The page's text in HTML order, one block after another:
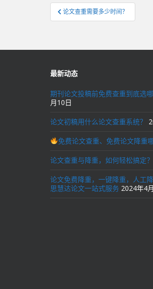
文
章
航
论文查重需要多少时间？
最新动态
期刊论文投稿前免费查重到底选
月10日
论文初稿用什么论文查重系统？
免费论文查重、免费论文降重
论文查重与降重，如何轻松搞定？
论文免费降重，一键降重，人工
思慧达论文一站式服务 2024年4